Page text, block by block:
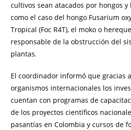
cultivos sean atacados por hongos
como el caso del hongo Fusarium
Tropical (Foc R4T), el moko o
responsable de la obstrucción del
plantas.
El coordinador informó que gracias
organismos internacionales los
cuentan con programas de
de los proyectos científicos
pasantías en Colombia y cursos de